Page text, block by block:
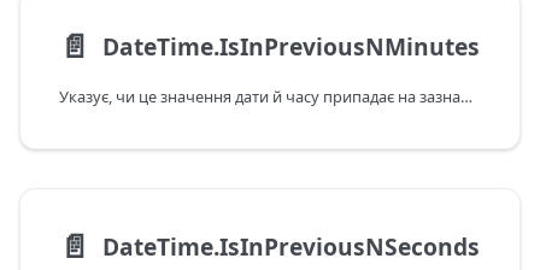
📄️ DateTime.IsInPreviousNMinutes
Указує, чи це значення дати й часу припадає на зазначений у хвилинах попередній інтервал відповідно до поточних дати та часу в системі. Зверніть увагу: якщо передане значення припадає на поточну хвилину, ця функція повертає відповідь False.
📄️ DateTime.IsInPreviousNSeconds